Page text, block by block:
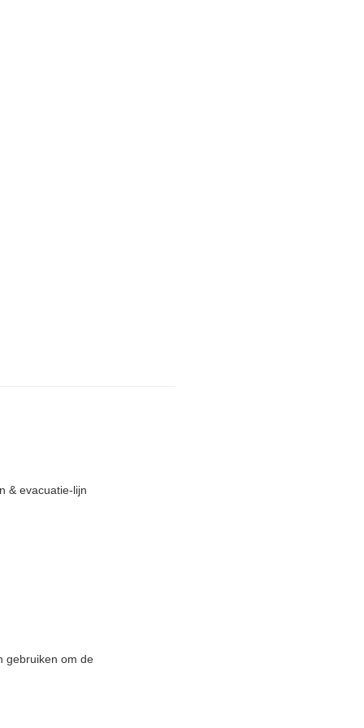
& evacuatie-lijn
gebruiken om de